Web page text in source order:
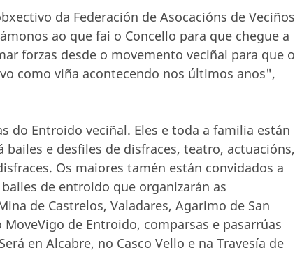
da Federación de Asocacións de Veciños
ao que fai o Concello para que chegue a
forzas desde o movemento veciñal para que o
como viña acontecendo nos últimos anos",
do Entroido veciñal. Eles e toda a familia están
e desfiles de disfraces, teatro, actuacións,
Os maiores tamén están convidados a
de entroido que organizarán as
de Castrelos, Valadares, Agarimo de San
de Entroido, comparsas e pasarrúas
en Alcabre, no Casco Vello e na Travesía de